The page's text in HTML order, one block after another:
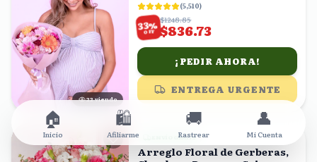
22viendo
(5,510)
33%
OFF
$1248.85
$836.73
¡PEDIR AHORA!
ENTREGA URGENTE
ENVÍO GRATIS
Arreglo Floral de Gerberas,
🏠
Inicio
🛍️
Afiliarme
🚚
Rastrear
👤
Mi Cuenta